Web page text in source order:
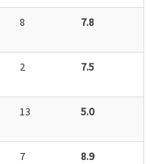
8 7.8
2 7.5
13 5.0
7 8.9